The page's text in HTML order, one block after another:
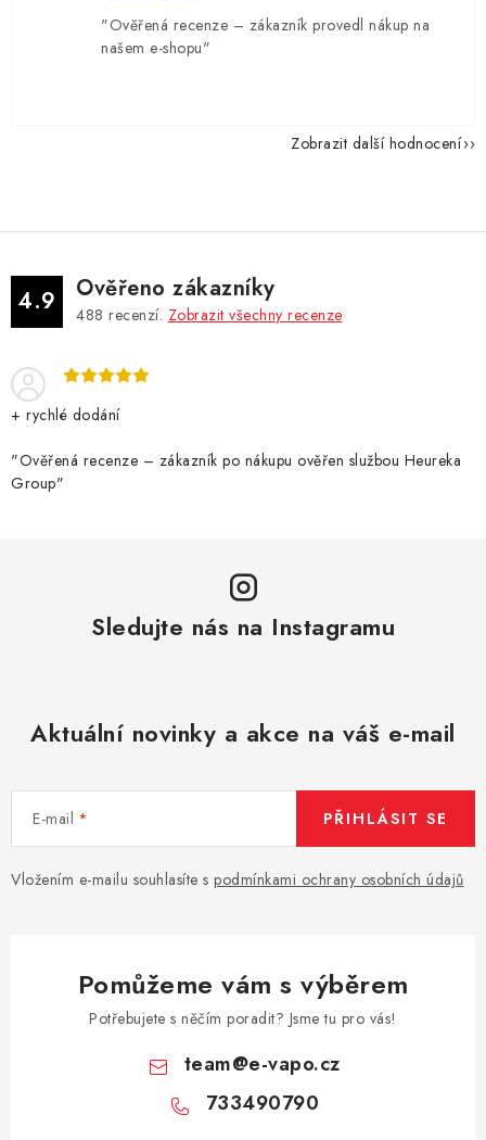
"Ověřená recenze – zákazník provedl nákup na
našem e-shopu"
Zobrazit další hodnocení
4.9 Ověřeno zákazníky
488 recenzí. Zobrazit všechny recenze
+ rychlé dodání
"Ověřená recenze – zákazník po nákupu ověřen službou Heureka
Group"
Sledujte nás na Instagramu
Aktuální novinky a akce na váš e-mail
E-mail
Vložením e-mailu souhlasíte s podmínkami ochrany osobních údajů
PŘIHLÁSIT SE
Pomůžeme vám s výběrem
Potřebujete s něčím poradit? Jsme tu pro vás!
team@e-vapo.cz
733490790